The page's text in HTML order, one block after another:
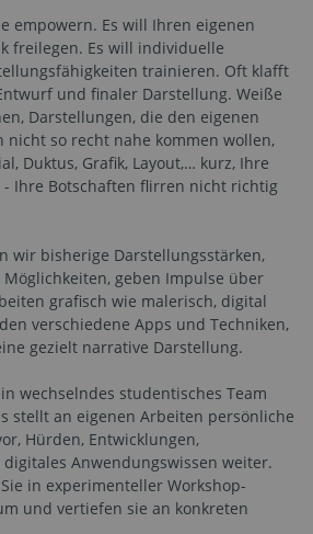
empowern. Es will Ihren eigenen
freilegen. Es will individuelle
trainieren. Oft klafft
und finaler Darstellung. Weiße
Darstellungen, die den eigenen
nicht so recht nahe kommen wollen,
Duktus, Grafik, Layout,… kurz, Ihre
Ihre Botschaften flirren nicht richtig
wir bisherige Darstellungsstärken,
geben Impulse über
grafisch wie malerisch, digital
verschiedene Apps und Techniken,
gezielt narrative Darstellung.
wechselndes studentisches Team
stellt an eigenen Arbeiten persönliche
Hürden, Entwicklungen,
Anwendungswissen weiter.
in experimenteller Workshop-
und vertiefen sie an konkreten